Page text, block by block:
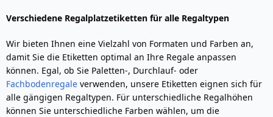
Verschiedene Regalplatzetiketten für alle Regaltypen
Wir bieten Ihnen eine Vielzahl von Formaten und Farben an,
damit Sie die Etiketten optimal an Ihre Regale anpassen
können. Egal, ob Sie Paletten-, Durchlauf- oder
Fachbodenregale verwenden, unsere Etiketten eignen sich für
alle gängigen Regaltypen. Für unterschiedliche Regalhöhen
können Sie unterschiedliche Farben wählen, um die